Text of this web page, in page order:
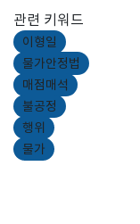
관련 키워드
이형일
물가안정법
매점매석
불공정
행위
물가